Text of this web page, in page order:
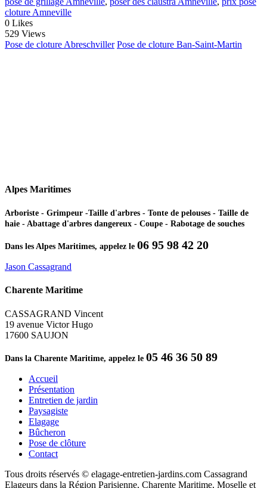
cloture Amneville
0 Likes
529 Views
Pose de cloture Abreschviller Pose de cloture Ban-Saint-Martin
Alpes Maritimes
Arboriste - Grimpeur -Taille d'arbres - Tonte de pelouses - Taille de
haie - Abattage d'arbres dangereux - Coupe - Rabotage de souches
Dans les Alpes Maritimes, appelez le 06 95 98 42 20
Jason Cassagrand
Charente Maritime
CASSAGRAND Vincent
19 avenue Victor Hugo
17600 SAUJON
Dans la Charente Maritime, appelez le 05 46 36 50 89
Accueil
Présentation
Entretien de jardin
Paysagiste
Elagage
Bûcheron
Pose de clôture
Contact
Tous droits réservés © elagage-entretien-jardins.com Cassagrand
Elageurs dans la Région Parisienne, Charente Maritime, Moselle et